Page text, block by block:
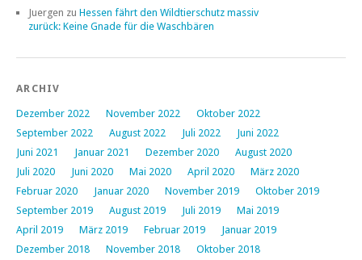
Juergen zu Hessen fährt den Wildtierschutz massiv
zurück: Keine Gnade für die Waschbären
ARCHIV
Dezember 2022 November 2022
Oktober 2022
September 2022
August 2022 Juli 2022
Juni 2022
Juni 2021
Januar 2021 Dezember 2020
August 2020
Juli 2020
Juni 2020 Mai 2020 April 2020
März 2020
Februar 2020
Januar 2020 November 2019
Oktober 2019
September 2019
August 2019 Juli 2019
Mai 2019
April 2019
März 2019 Februar 2019
Januar 2019
Dezember 2018
November 2018
Oktober 2018